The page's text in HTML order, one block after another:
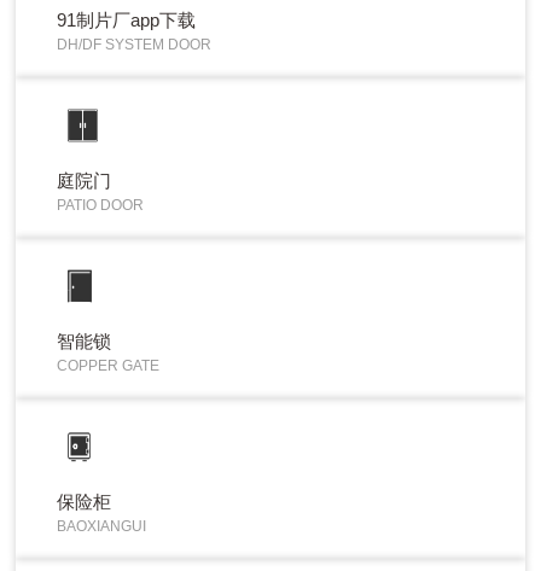
91制片厂app下载
DH/DF SYSTEM DOOR
庭院门
PATIO DOOR
智能锁
COPPER GATE
保险柜
BAOXIANGUI